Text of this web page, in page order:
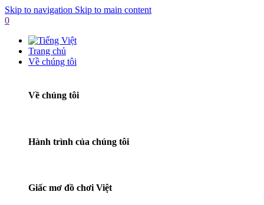
Skip to navigation Skip to main content
0
Trang chủ
Về chúng tôi
Về chúng tôi
Hành trình của chúng tôi
Giấc mơ đồ chơi Việt